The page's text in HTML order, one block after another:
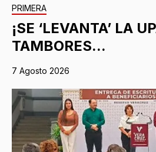
PRIMERA
¡SE ‘LEVANTA’ LA
TAMBORES...
7 Agosto 2026